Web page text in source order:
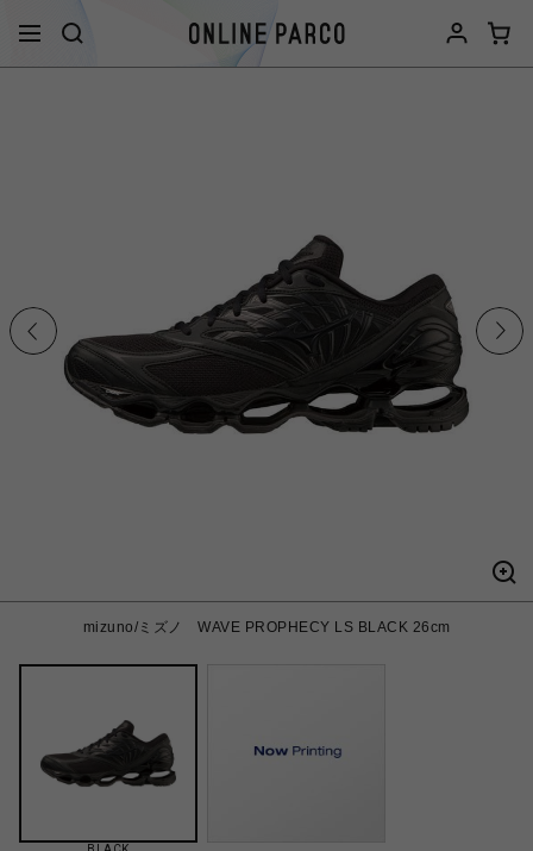
mizuno/ミズノ WAVE PROPHECY LS BLACK 26cm